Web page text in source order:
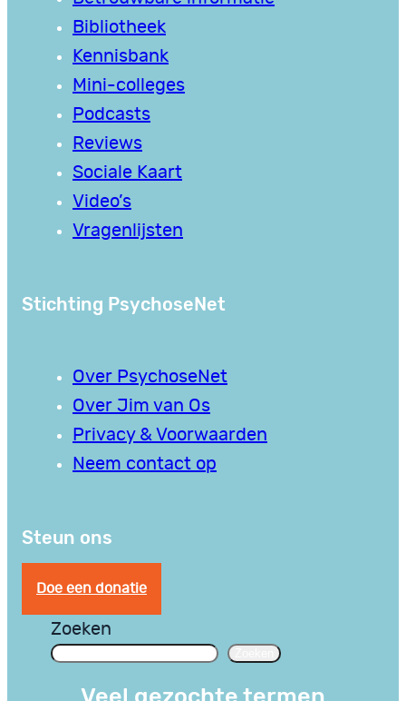
Bibliotheek
Kennisbank
Mini-colleges
Podcasts
Reviews
Sociale Kaart
Video’s
Vragenlijsten
Stichting PsychoseNet
Over PsychoseNet
Over Jim van Os
Privacy & Voorwaarden
Neem contact op
Steun ons
Doe een donatie
Zoeken